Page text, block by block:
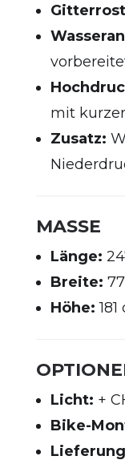
mit
Zusatz:
MASSE
Länge:
Breite:
Höhe: 181
Licht: +
Bike-